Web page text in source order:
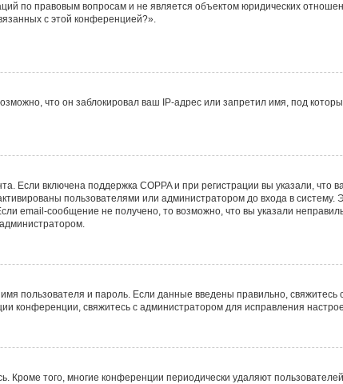
по правовым вопросам и не является объектом юридических
с этой конференцией?».
что он заблокировал ваш IP-адрес или запретил имя, под
Если включена поддержка COPPA и при регистрации вы указали, что
пользователями или администратором до входа в
email-сообщение не получено, то возможно, что вы указали
пользователя и пароль. Если данные введены правильно,
конференции, свяжитесь с администратором для исправления
Кроме того, многие конференции периодически удаляют